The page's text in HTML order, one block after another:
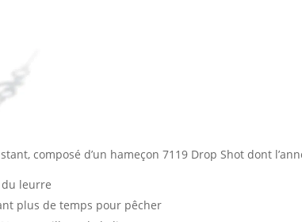
composé d’un hameçon 7119 Drop Shot dont
leurre
plus de temps pour pêcher